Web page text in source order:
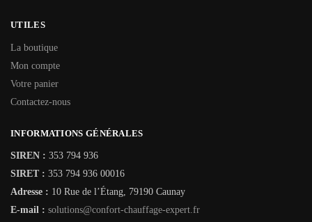
UTILES
La boutique
Mon compte
Votre panier
Contactez-nous
INFORMATIONS GÉNÉRALES
SIREN : 353 794 936
SIRET : 353 794 936 00016
Adresse : 10 Rue de l’Étang, 79190 Caunay
E-mail : solutions@confort-chauffage-expert.fr